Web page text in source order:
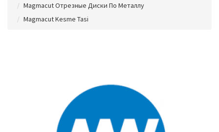
Magmacut Отрезные Диски По Металлу
Magmacut Kesme Tasi